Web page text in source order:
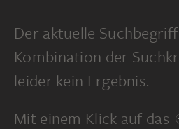
Der aktuelle
Kombination der
leider kein Ergebnis.
Mit einem Klick auf das